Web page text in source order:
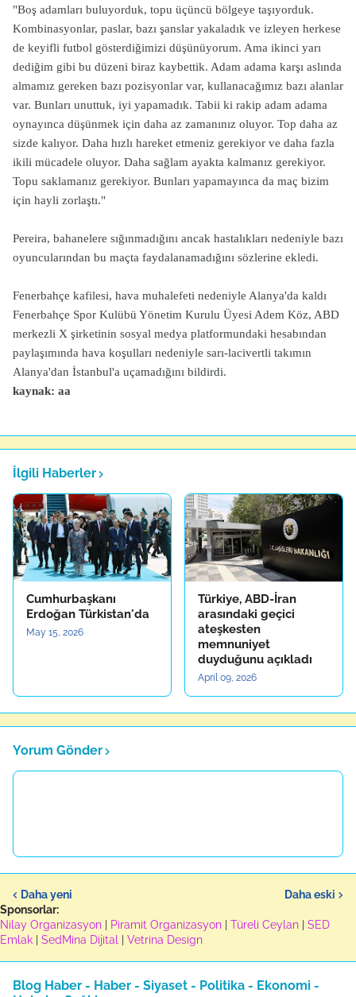
"Boş adamları buluyorduk, topu üçüncü bölgeye taşıyorduk.
Kombinasyonlar, paslar, bazı şanslar yakaladık ve izleyen herkese
de keyifli futbol gösterdiğimizi düşünüyorum. Ama ikinci yarı
dediğim gibi bu düzeni biraz kaybettik. Adam adama karşı aslında
almamız gereken bazı pozisyonlar var, kullanacağımız bazı alanlar
var. Bunları unuttuk, iyi yapamadık. Tabii ki rakip adam adama
oynayınca düşünmek için daha az zamanınız oluyor. Top daha az
sizde kalıyor. Daha hızlı hareket etmeniz gerekiyor ve daha fazla
ikili mücadele oluyor. Daha sağlam ayakta kalmanız gerekiyor.
Topu saklamanız gerekiyor. Bunları yapamayınca da maç bizim
için hayli zorlaştı."
Pereira, bahanelere sığınmadığını ancak hastalıkları nedeniyle bazı
oyuncularından bu maçta faydalanamadığını sözlerine ekledi.
Fenerbahçe kafilesi, hava muhalefeti nedeniyle Alanya'da kaldı
Fenerbahçe Spor Kulübü Yönetim Kurulu Üyesi Adem Köz, ABD
merkezli X şirketinin sosyal medya platformundaki hesabından
paylaşımında hava koşulları nedeniyle sarı-lacivertli takımın
Alanya'dan İstanbul'a uçamadığını bildirdi.
kaynak: aa
İlgili Haberler
Cumhurbaşkanı
Erdoğan Türkistan'da
May 15, 2026
Türkiye, ABD-İran
arasındaki geçici
ateşkesten
memnuniyet
duyduğunu açıkladı
April 09, 2026
Yorum Gönder
Daha yeni
Daha eski
Sponsorlar:
Nilay Organizasyon
Piramit Organizasyon Türeli Ceylan
SED
Emlak
SedMina Dijital Vetrina Design
Blog Haber - Haber - Siyaset - Politika - Ekonomi -